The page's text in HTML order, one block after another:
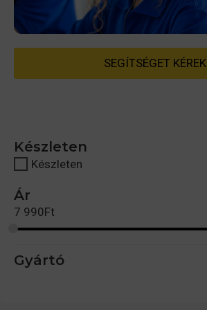
SEGÍTSÉGET KÉREK
Készleten
Készleten
Ár
7 990Ft
Gyártó